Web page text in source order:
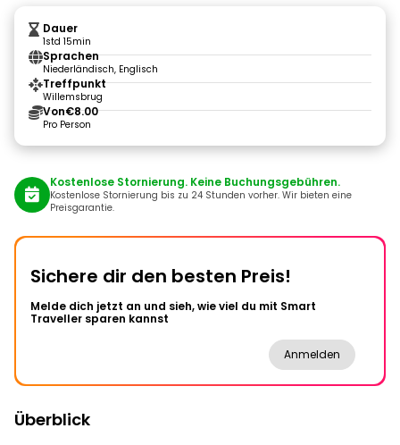
Dauer
1std 15min
Sprachen
Niederländisch, Englisch
Treffpunkt
Willemsbrug
Von€8.00
Pro Person
Kostenlose Stornierung. Keine Buchungsgebühren.
Kostenlose Stornierung bis zu 24 Stunden vorher. Wir bieten eine
Preisgarantie.
Sichere dir den besten Preis!
Melde dich jetzt an und sieh, wie viel du mit Smart
Traveller sparen kannst
Anmelden
Überblick